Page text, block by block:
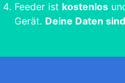
Feeder ist kostenlos
Gerät. Deine Daten